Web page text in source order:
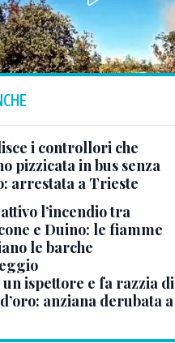
i controllori che
pizzicata in bus senza
arrestata a Trieste
l’incendio tra
e Duino: le fiamme
le barche
ispettore e fa razzia di
anziana derubata a